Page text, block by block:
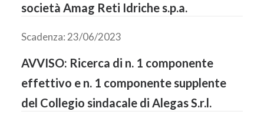
società Amag Reti Idriche s.p.a.
Scadenza: 23/06/2023
AVVISO: Ricerca di n. 1 componente
effettivo e n. 1 componente supplente
del Collegio sindacale di Alegas S.r.l.